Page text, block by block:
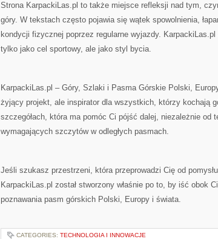
Strona KarpackiLas.pl to także miejsce refleksji nad tym,
góry. W tekstach często pojawia się wątek spowolnienia,
kondycji fizycznej poprzez regularne wyjazdy.
tylko jako cel sportowy, ale jako styl bycia.
KarpackiLas.pl – Góry, Szlaki i Pasma Górskie Polski,
żyjący projekt, ale inspirator dla wszystkich, którzy kochają
szczegółach, która ma pomóc Ci pójść dalej, niezależnie od
wymagających szczytów w odległych pasmach.
Jeśli szukasz przestrzeni, która przeprowadzi Cię od
KarpackiLas.pl został stworzony właśnie po to, by iść obok
poznawania pasm górskich Polski, Europy i świata.
CATEGORIES: TECHNOLOGIA I INNOWACJE